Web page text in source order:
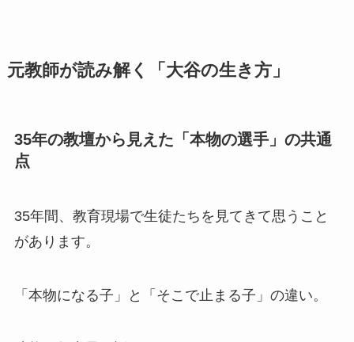
元教師が読み解く「大谷の生き方」
35年の教壇から見えた「本物の選手」の共通
点
35年間、教育現場で生徒たちを見てきて思うこと
があります。
「本物になる子」と「そこで止まる子」の違い。